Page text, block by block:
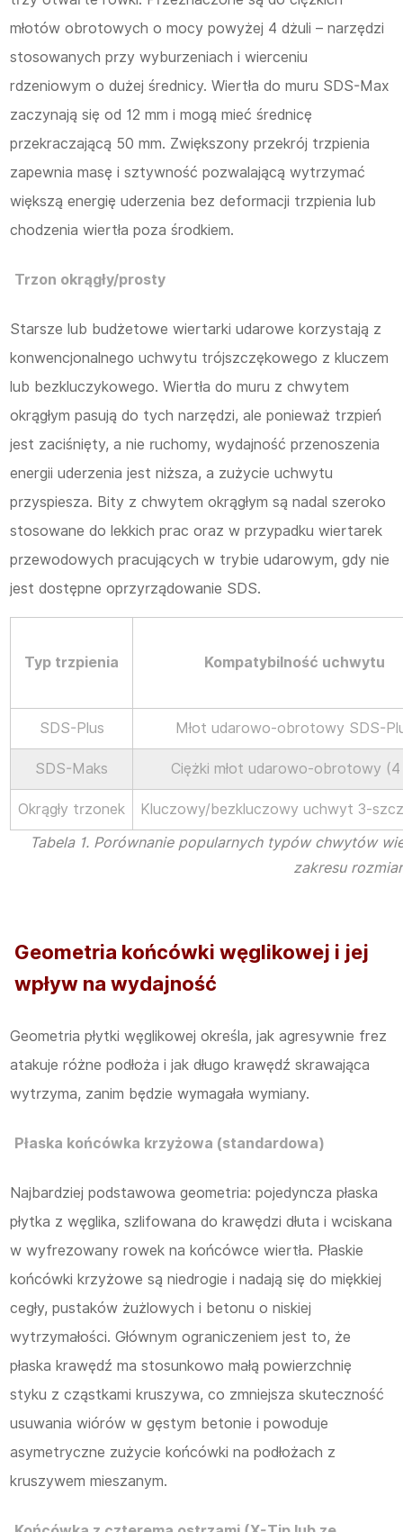
młotów obrotowych o mocy powyżej 4 dżuli – narzędzi
stosowanych przy wyburzeniach i wierceniu
rdzeniowym o dużej średnicy. Wiertła do muru SDS-Max
zaczynają się od 12 mm i mogą mieć średnicę
przekraczającą 50 mm. Zwiększony przekrój trzpienia
zapewnia masę i sztywność pozwalającą wytrzymać
większą energię uderzenia bez deformacji trzpienia lub
chodzenia wiertła poza środkiem.
Trzon okrągły/prosty
Starsze lub budżetowe wiertarki udarowe korzystają z
konwencjonalnego uchwytu trójszczękowego z kluczem
lub bezkluczykowego. Wiertła do muru z chwytem
okrągłym pasują do tych narzędzi, ale ponieważ trzpień
jest zaciśnięty, a nie ruchomy, wydajność przenoszenia
energii uderzenia jest niższa, a zużycie uchwytu
przyspiesza. Bity z chwytem okrągłym są nadal szeroko
stosowane do lekkich prac oraz w przypadku wiertarek
przewodowych pracujących w trybie udarowym, gdy nie
jest dostępne oprzyrządowanie SDS.
Typ trzpienia Kompatybilność uchwytu
SDS-Plus Młot udarowo-obrotowy SDS-
SDS-Maks Ciężki młot udarowo-obrotowy
Okrągły trzonek
Kluczowy/bezkluczowy uchwyt 3-
Tabela 1. Porównanie popularnych typów chwytów
zakresu
Geometria końcówki węglikowej i jej
wpływ na wydajność
Geometria płytki węglikowej określa, jak agresywnie frez
atakuje różne podłoża i jak długo krawędź skrawająca
wytrzyma, zanim będzie wymagała wymiany.
Płaska końcówka krzyżowa (standardowa)
Najbardziej podstawowa geometria: pojedyncza płaska
płytka z węglika, szlifowana do krawędzi dłuta i wciskana
w wyfrezowany rowek na końcówce wiertła. Płaskie
końcówki krzyżowe są niedrogie i nadają się do miękkiej
cegły, pustaków żużlowych i betonu o niskiej
wytrzymałości. Głównym ograniczeniem jest to, że
płaska krawędź ma stosunkowo małą powierzchnię
styku z cząstkami kruszywa, co zmniejsza skuteczność
usuwania wiórów w gęstym betonie i powoduje
asymetryczne zużycie końcówki na podłożach z
kruszywem mieszanym.